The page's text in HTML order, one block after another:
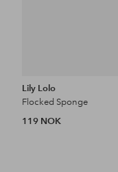
Lily Lolo
Flocked Sponge
119 NOK